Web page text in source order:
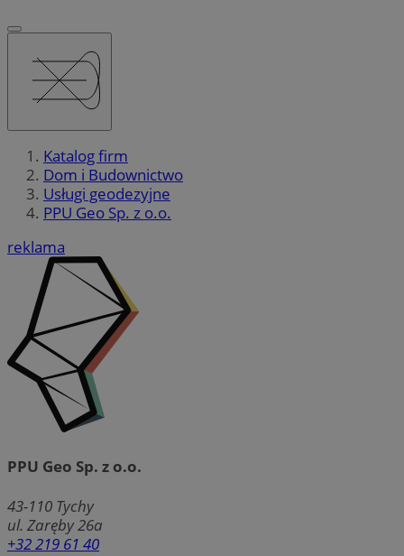
Katalog firm
Dom i Budownictwo
Usługi geodezyjne
PPU Geo Sp. z o.o.
reklama
PPU Geo Sp. z o.o.
43-110 Tychy
ul. Zaręby 26a
+32 219 61 40